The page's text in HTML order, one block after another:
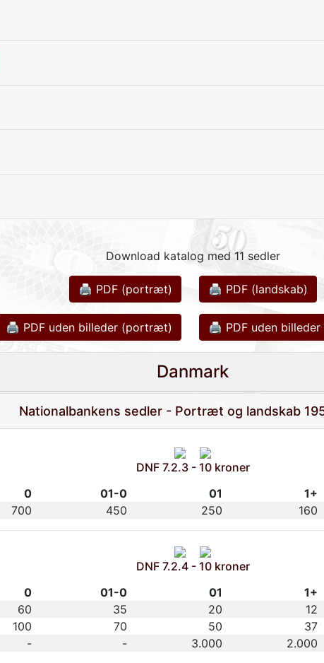
Download katalog med 11 sedler
🖨 PDF (portræt) 🖨 PDF (landskab)
🖨 PDF uden billeder (portræt) 🖨 PDF uden billeder
Danmark
Nationalbankens sedler - Portræt og landskab
DNF 7.2.3 - 10 kroner
0 01-0 01 1+
700 450 250 160
DNF 7.2.4 - 10 kroner
0 01-0 01 1+
60 35 20 12
100 70 50 37
- - 3.000 2.000